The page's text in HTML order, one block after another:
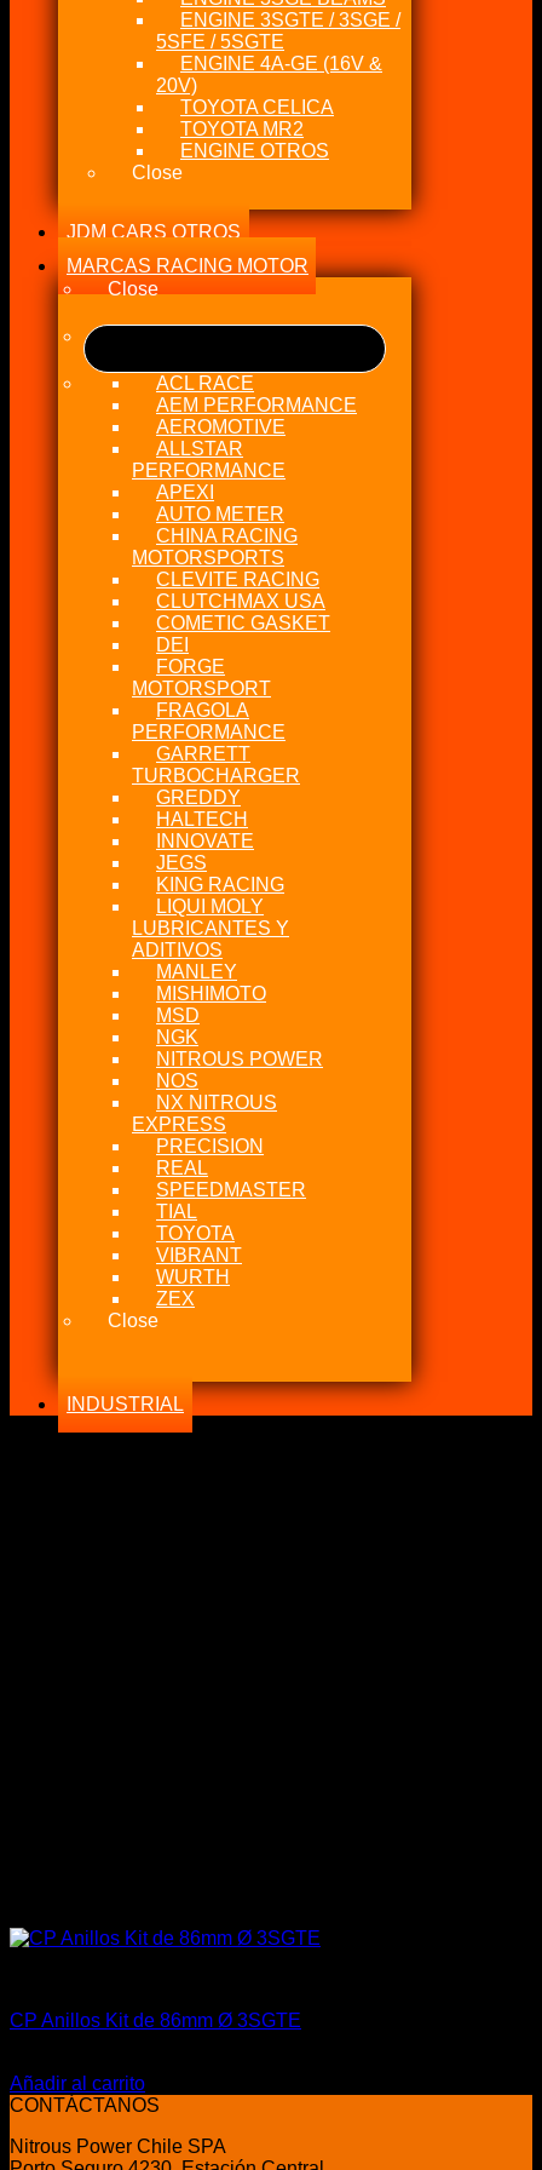
ENGINE 3SGTE / 3SGE /
5SFE / 5SGTE
ENGINE 4A-GE (16V &
20V)
TOYOTA CELICA
TOYOTA MR2
ENGINE OTROS
Close
JDM CARS OTROS
MARCAS RACING MOTOR
Close
ACL RACE
AEM PERFORMANCE
AEROMOTIVE
ALLSTAR
PERFORMANCE
APEXI
AUTO METER
CHINA RACING
MOTORSPORTS
CLEVITE RACING
CLUTCHMAX USA
COMETIC GASKET
DEI
FORGE
MOTORSPORT
FRAGOLA
PERFORMANCE
GARRETT
TURBOCHARGER
GREDDY
HALTECH
INNOVATE
JEGS
KING RACING
LIQUI MOLY
LUBRICANTES Y
ADITIVOS
MANLEY
MISHIMOTO
MSD
NGK
NITROUS POWER
NOS
NX NITROUS
EXPRESS
PRECISION
REAL
SPEEDMASTER
TIAL
TOYOTA
VIBRANT
WURTH
ZEX
Close
INDUSTRIAL
CP Anillos Kit de 86mm Ø 3SGTE
precio
original
$65.990.
actual
$48.990.
Añadir al carrito
CONTÁCTANOS
Nitrous Power Chile SPA